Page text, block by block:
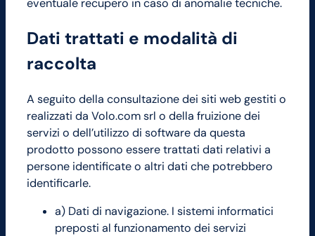
eventuale recupero in caso di anomalie tecniche.
Dati trattati e modalità di
raccolta
A seguito della consultazione dei siti web gestiti o
realizzati da Volo.com srl o della fruizione dei
servizi o dell’utilizzo di software da questa
prodotto possono essere trattati dati relativi a
persone identificate o altri dati che potrebbero
identificarle.
a) Dati di navigazione. I sistemi informatici
preposti al funzionamento dei servizi